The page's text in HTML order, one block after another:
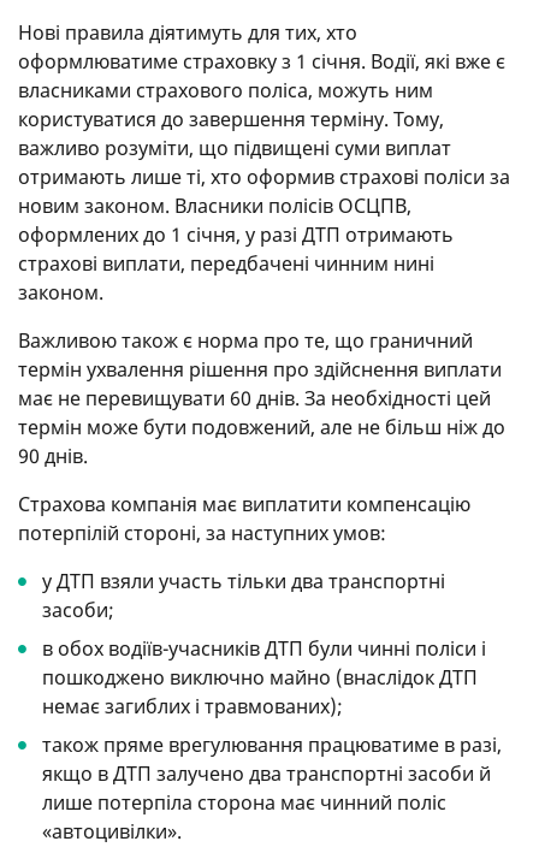
Нові правила діятимуть для тих, хто
оформлюватиме страховку з 1 січня. Водії, які вже є
власниками страхового поліса, можуть ним
користуватися до завершення терміну. Тому,
важливо розуміти, що підвищені суми виплат
отримають лише ті, хто оформив страхові поліси за
новим законом. Власники полісів ОСЦПВ,
оформлених до 1 січня, у разі ДТП отримають
страхові виплати, передбачені чинним нині
законом.
Важливою також є норма про те, що граничний
термін ухвалення рішення про здійснення виплати
має не перевищувати 60 днів. За необхідності цей
термін може бути подовжений, але не більш ніж до
90 днів.
Страхова компанія має виплатити компенсацію
потерпілій стороні, за наступних умов:
у ДТП взяли участь тільки два транспортні
засоби;
в обох водіїв-учасників ДТП були чинні поліси і
пошкоджено виключно майно (внаслідок ДТП
немає загиблих і травмованих);
також пряме врегулювання працюватиме в разі,
якщо в ДТП залучено два транспортні засоби й
лише потерпіла сторона має чинний поліс
«автоцивілки».